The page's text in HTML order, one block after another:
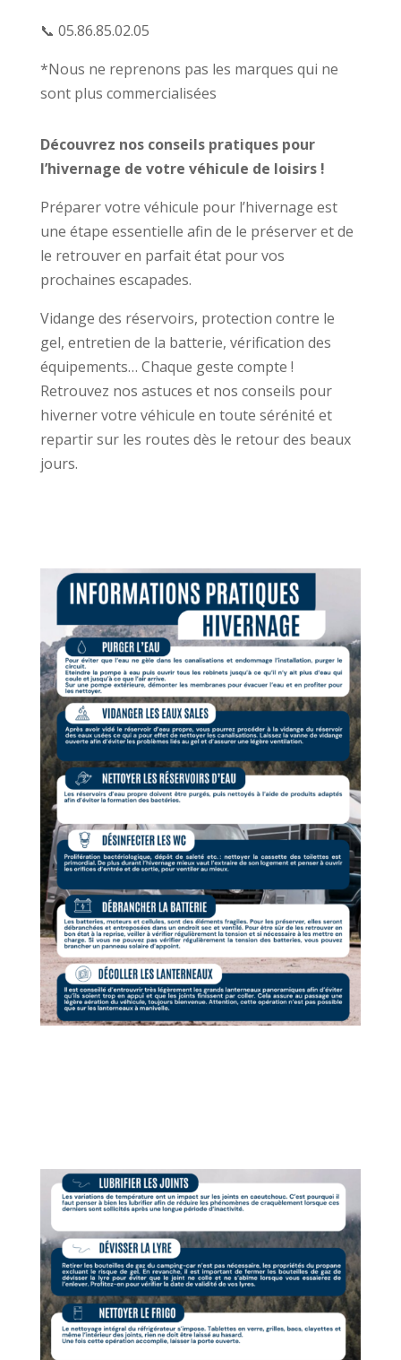
📞 05.86.85.02.05
*Nous ne reprenons pas les marques qui ne
sont plus commercialisées
Découvrez nos conseils pratiques pour
l’hivernage de votre véhicule de loisirs !
Préparer votre véhicule pour l’hivernage est
une étape essentielle afin de le préserver et de
le retrouver en parfait état pour vos
prochaines escapades.
Vidange des réservoirs, protection contre le
gel, entretien de la batterie, vérification des
équipements… Chaque geste compte !
Retrouvez nos astuces et nos conseils pour
hiverner votre véhicule en toute sérénité et
repartir sur les routes dès le retour des beaux
jours.